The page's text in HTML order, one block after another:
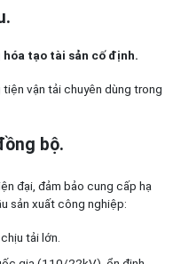
hóa tạo tài sản cố định.
vận tải chuyên dùng trong
bộ.
đại, đảm bảo cung cấp hạ
sản xuất công nghiệp:
tải lớn.